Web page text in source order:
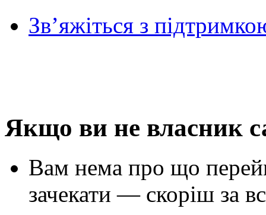
Зв’яжіться з
Якщо ви не власник
Вам нема про що
зачекати — скоріш за